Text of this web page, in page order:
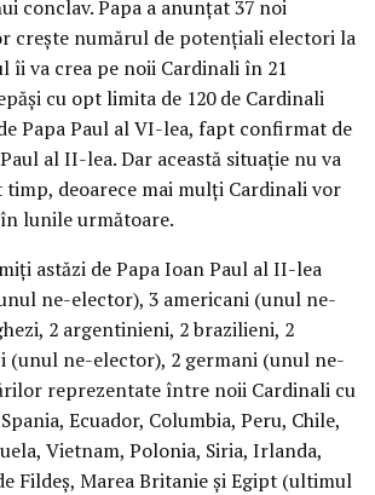
conclav. Papa a anunţat 37 noi
creşte numărul de potenţiali electori la
îi va crea pe noii Cardinali în 21
cu opt limita de 120 de Cardinali
Papa Paul al VI-lea, fapt confirmat de
al II-lea. Dar această situaţie nu va
deoarece mai mulţi Cardinali vor
lunile următoare.
astăzi de Papa Ioan Paul al II-lea
ne-elector), 3 americani (unul ne-
2 argentinieni, 2 brazilieni, 2
(unul ne-elector), 2 germani (unul ne-
reprezentate între noii Cardinali cu
Ecuador, Columbia, Peru, Chile,
Vietnam, Polonia, Siria, Irlanda,
Fildeş, Marea Britanie şi Egipt (ultimul